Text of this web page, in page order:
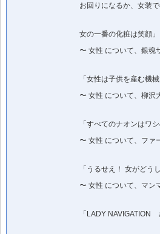
お回りになるか、女装
女の一番の化粧は笑顔」
〜 女性 について、銀魂
「女性は子供を産む機械
〜 女性 について、柳沢
「すべてのナオンはワ
〜 女性 について、ファ
「うるせえ！ 女がどう
〜 女性 について、マン
「LADY NAVIGATION